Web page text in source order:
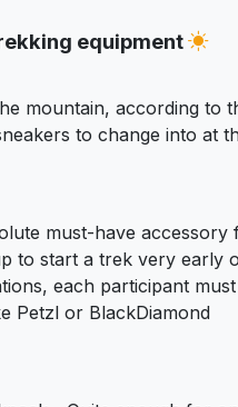
equipment
mountain, according to
to change into at
must-have
to start a trek very early
each participant
Petzl or BlackDiamond